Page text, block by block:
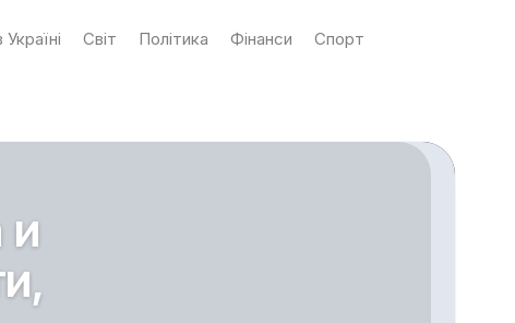
Україні Світ Політика Фінанси
Спорт
и